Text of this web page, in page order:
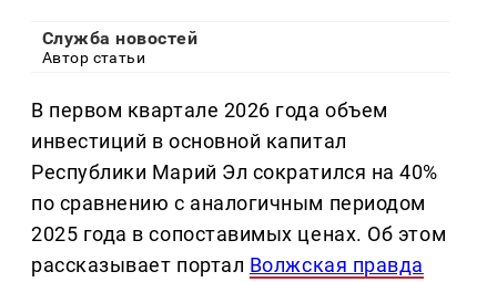
Служба новостей
Автор статьи
В первом квартале 2026 года объем
инвестиций в основной капитал
Республики Марий Эл сократился на 40%
по сравнению с аналогичным периодом
2025 года в сопоставимых ценах. Об этом
рассказывает портал Волжская правда